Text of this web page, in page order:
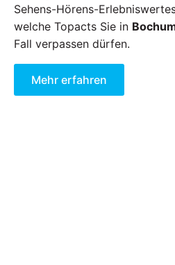
Sehens-Hörens-
welche Topacts Sie in
Fall verpassen dürfen.
Mehr erfahren